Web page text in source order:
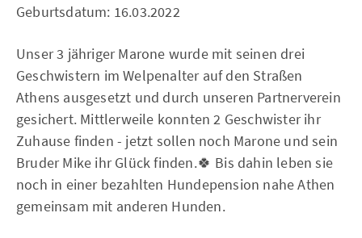
Geburtsdatum: 16.03.2022
Unser 3 jähriger Marone wurde mit seinen drei
Geschwistern im Welpenalter auf den Straßen
Athens ausgesetzt und durch unseren Partnerverein
gesichert. Mittlerweile konnten 2 Geschwister ihr
Zuhause finden - jetzt sollen noch Marone und sein
Bruder Mike ihr Glück finden.🍀 Bis dahin leben sie
noch in einer bezahlten Hundepension nahe Athen
gemeinsam mit anderen Hunden.